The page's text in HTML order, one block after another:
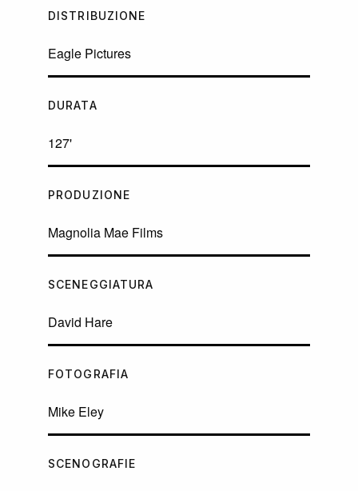
DISTRIBUZIONE
Eagle Pictures
DURATA
127'
PRODUZIONE
Magnolia Mae Films
SCENEGGIATURA
David Hare
FOTOGRAFIA
Mike Eley
SCENOGRAFIE